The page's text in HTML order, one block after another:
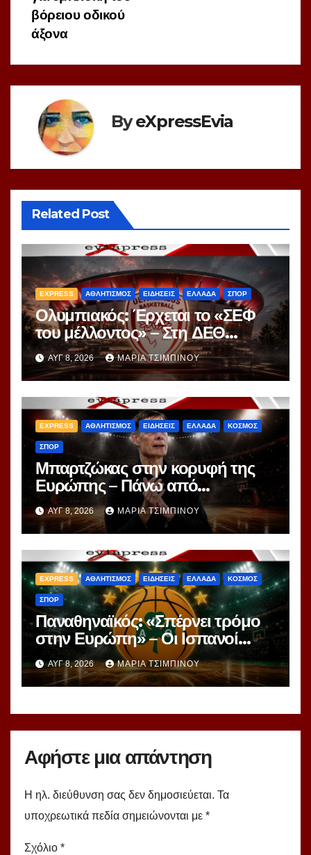
βόρειου οδικού
άξονα
ByeXpressEvia
Related Post
EXPRESS ΑΘΛΗΤΙΣΜΟΣ ΕΙΔΗΣΕΙΣ ΕΛΛΑΔΑ ΣΠΟΡ
Ολυμπιακός: Έρχεται το «ΣΕΦ
του μέλλοντος» – Στη ΔΕΘ
αποκαλύπτεται το μεγάλο
project 40ετίας
ΑΥΓ 8, 2026 ΜΑΡΊΑ ΤΣΙΜΠΙΝΟΎ
EXPRESS ΑΘΛΗΤΙΣΜΟΣ ΕΙΔΗΣΕΙΣ ΕΛΛΑΔΑ ΚΟΣΜΟΣ
ΣΠΟΡ
Μπαρτζώκας στην κορυφή της
Ευρώπης – Πάνω από
Γιασικεβίτσιους και
Ομπράντοβιτς στο power
ranking!
ΑΥΓ 8, 2026 ΜΑΡΊΑ ΤΣΙΜΠΙΝΟΎ
EXPRESS ΑΘΛΗΤΙΣΜΟΣ ΕΙΔΗΣΕΙΣ ΕΛΛΑΔΑ ΚΟΣΜΟΣ
ΣΠΟΡ
Παναθηναϊκός: «Σπέρνει τρόμο
στην Ευρώπη» – Οι Ισπανοί
βλέπουν μια πράσινη
υπερομάδα!
ΑΥΓ 8, 2026 ΜΑΡΊΑ ΤΣΙΜΠΙΝΟΎ
Αφήστε μια απάντηση
Η ηλ. διεύθυνση σας δεν δημοσιεύεται. Τα
υποχρεωτικά πεδία σημειώνονται με *
Σχόλιο *